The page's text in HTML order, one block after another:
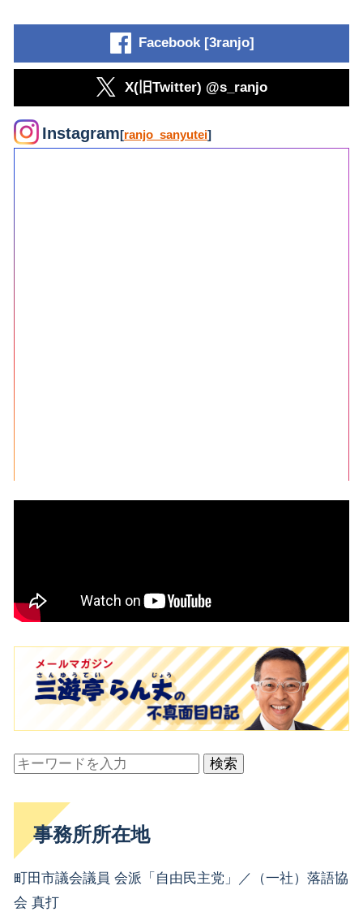
Facebook [3ranjo]
X(旧Twitter) @s_ranjo
Instagram[ranjo_sanyutei]
検索
事務所所在地
町田市議会議員 会派「自由民主党」／（一社）落語協
会 真打